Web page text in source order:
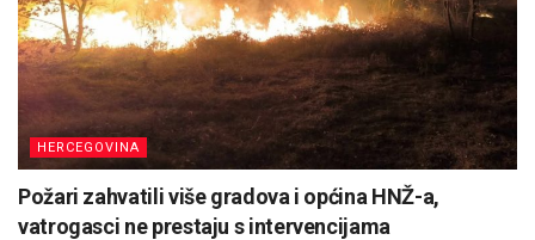
HERCEGOVINA
Požari zahvatili više gradova i općina HNŽ-a,
vatrogasci ne prestaju s intervencijama